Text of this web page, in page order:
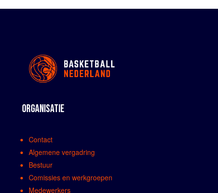
ORGANISATIE
Contact
Algemene vergadring
Bestuur
Comissies en werkgroepen
Medewerkers